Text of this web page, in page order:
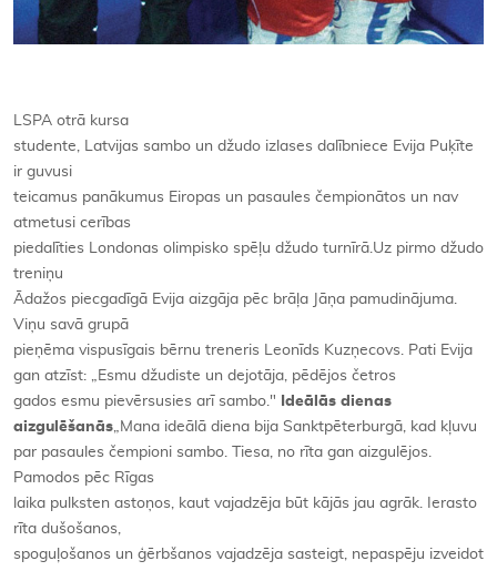
LSPA otrā kursa
studente, Latvijas sambo un džudo izlases dalībniece Evija Puķīte
ir guvusi
teicamus panākumus Eiropas un pasaules čempionātos un nav
atmetusi cerības
piedalīties Londonas olimpisko spēļu džudo turnīrā.Uz pirmo džudo
treniņu
Ādažos piecgadīgā Evija aizgāja pēc brāļa Jāņa pamudinājuma.
Viņu savā grupā
pieņēma vispusīgais bērnu treneris Leonīds Kuzņecovs. Pati Evija
gan atzīst: „Esmu džudiste un dejotāja, pēdējos četros
gados esmu pievērsusies arī sambo." Ideālās dienas
aizgulēšanās„Mana ideālā diena bija Sanktpēterburgā, kad kļuvu
par pasaules čempioni sambo. Tiesa, no rīta gan aizgulējos.
Pamodos pēc Rīgas
laika pulksten astoņos, kaut vajadzēja būt kājās jau agrāk. Ierasto
rīta dušošanos,
spoguļošanos un ģērbšanos vajadzēja sasteigt, nepaspēju izveidot